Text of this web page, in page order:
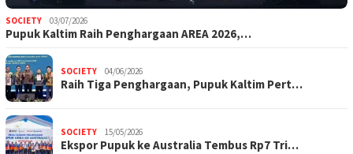
SOCIETY 03/07/2026
Pupuk Kaltim Raih Penghargaan AREA 2026,…
SOCIETY 04/06/2026
Raih Tiga Penghargaan, Pupuk Kaltim Pert…
SOCIETY 15/05/2026
Ekspor Pupuk ke Australia Tembus Rp7 Tri…